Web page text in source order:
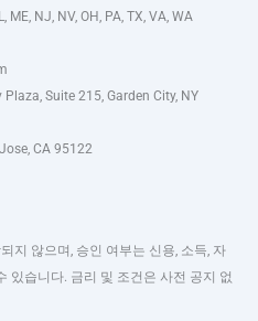
ME, NJ, NV, OH, PA, TX, VA, WA
Suite 215, Garden City, NY
CA 95122
지 않으며, 승인 여부는 신용, 소득, 자
있습니다. 금리 및 조건은 사전 공지 없